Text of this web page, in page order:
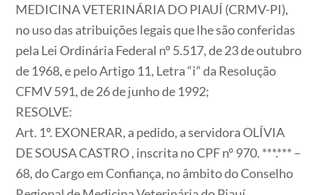
MEDICINA VETERINÁRIA DO PIAUÍ (CRMV-PI),
no uso das atribuições legais que lhe são conferidas
pela Lei Ordinária Federal nº 5.517, de 23 de outubro
de 1968, e pelo Artigo 11, Letra “i” da Resolução
CFMV 591, de 26 de junho de 1992;
RESOLVE:
Art. 1º. EXONERAR, a pedido, a servidora OLÍVIA
DE SOUSA CASTRO , inscrita no CPF nº 970. ***.*** –
68, do Cargo em Confiança, no âmbito do Conselho